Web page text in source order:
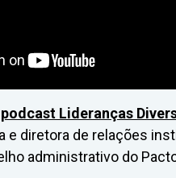
podcast Lideranças
e diretora de relações
administrativo do